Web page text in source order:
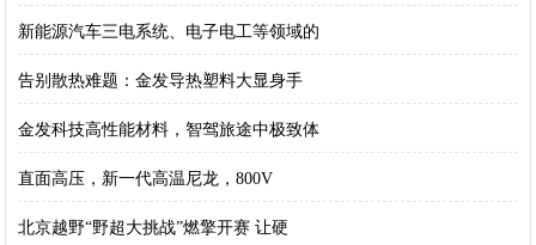
新能源汽车三电系统、电子电工等领域的
告别散热难题：金发导热塑料大显身手
金发科技高性能材料，智驾旅途中极致体
直面高压，新一代高温尼龙，800V
北京越野“野超大挑战”燃擎开赛 让硬